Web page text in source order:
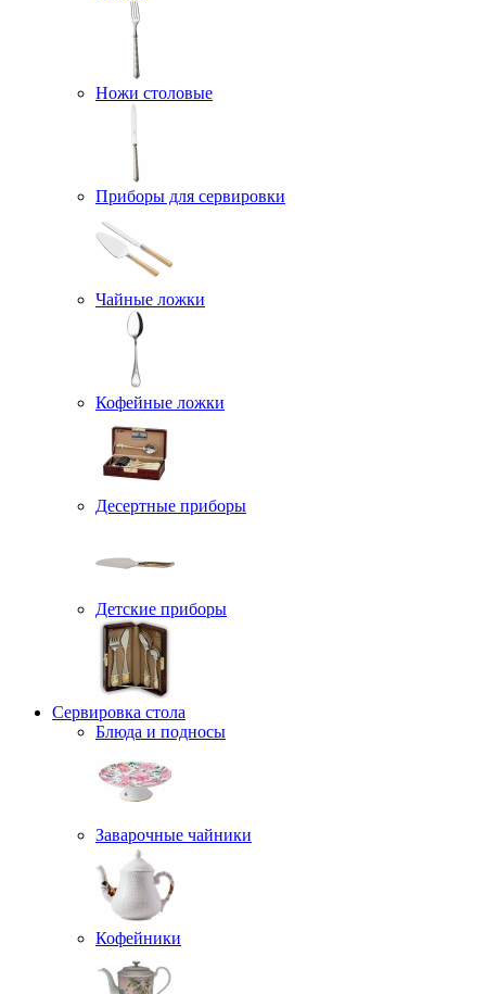
Ножи столовые
Приборы для сервировки
Чайные ложки
Кофейные ложки
Десертные приборы
Детские приборы
Сервировка стола
Блюда и подносы
Заварочные чайники
Кофейники